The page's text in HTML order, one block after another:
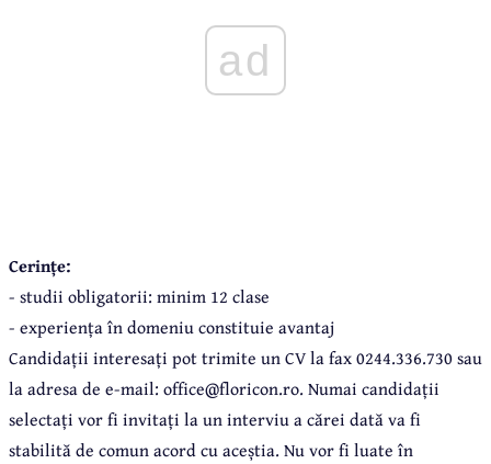
ad
Cerințe:
- studii obligatorii: minim 12 clase
- experiența în domeniu constituie avantaj
Candidații interesați pot trimite un CV la fax 0244.336.730 sau
la adresa de e-mail: office@floricon.ro. Numai candidații
selectați vor fi invitați la un interviu a cărei dată va fi
stabilită de comun acord cu aceștia. Nu vor fi luate în